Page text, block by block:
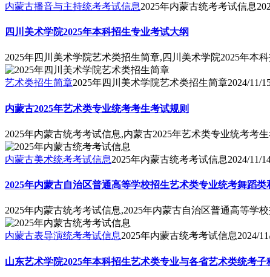
内蒙古播音与主持统考考试信息2025年内蒙古统考考试信息
四川美术学院2025年本科招生专业考试大纲
2025年四川美术学院艺术类招生简章,四川美术学院2025年本
艺术类招生简章2025年四川美术学院艺术类招生简章2024/11/
内蒙古2025年艺术类专业统考考生考试规则
2025年内蒙古统考考试信息,内蒙古2025年艺术类专业统考考生
内蒙古美术统考考试信息2025年内蒙古统考考试信息2024/11/
2025年内蒙古自治区普通高等学校招生艺术类专业统考舞蹈
2025年内蒙古统考考试信息,2025年内蒙古自治区普通高等
内蒙古表导演统考考试信息2025年内蒙古统考考试信息2024/
山东艺术学院2025年本科招生艺术类专业与各省艺术类统考子